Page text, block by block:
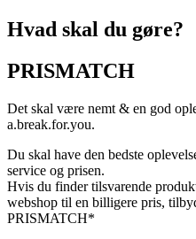
Hvad skal du gøre?
PRISMATCH
Det skal være nemt & en god
a.break.for.you.
Du skal have den bedste
service og prisen.
Hvis du finder tilsvarende
webshop til en billigere pris,
PRISMATCH*